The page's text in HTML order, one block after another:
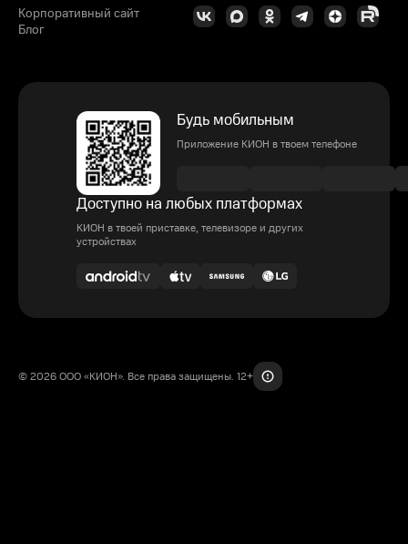
Корпоративный сайт
Блог
Будь мобильным
Приложение КИОН в твоем телефоне
Доступно на любых платформах
КИОН в твоей приставке, телевизоре и других
устройствах
© 2026 ООО «КИОН». Все права защищены. 12+